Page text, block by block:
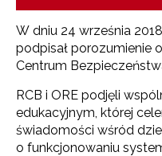
W dniu 24 września
podpisał porozumienie
Centrum
RCB i ORE podjęli
edukacyjnym, której
świadomości wśród
o funkcjonowaniu